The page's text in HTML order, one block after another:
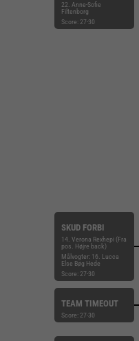
22. Anne-Sofie
Filtenborg
Score: 27-30
SKUD FORBI
14. Verona Rexhepi (Fra
pos. Højre back)
Målvogter: 16. Lucca
Else Bøg Hede
Score: 27-30
TEAM TIMEOUT
Score: 27-30